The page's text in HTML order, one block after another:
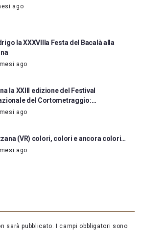
ago
la XXXVIIIa Festa del Bacalà alla
ago
la XXIII edizione del Festival
del Cortometraggio:…
ago
(VR) colori, colori e ancora colori…
ago
sarà pubblicato. I campi obbligatori sono